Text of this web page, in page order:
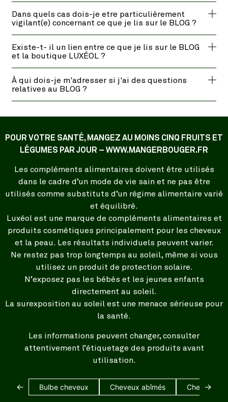
Dans quels cas dois-je etre particulièrement
vigilant(e) concernant ce que je lis sur le BLOG ?
Existe-t- il un lien entre ce que je lis sur le BLOG
et la boutique LUXÉOL ?
À qui dois-je m'adresser si j'ai des questions
relatives au BLOG ?
POUR VOTRE SANTÉ, MANGEZ AU MOINS CINQ FRUITS ET
LÉGUMES PAR JOUR – WWW.MANGERBOUGER.FR
Les compléments alimentaires doivent être utilisés
dans le cadre d’un mode de vie sain et ne pas être
utilisés comme substituts d’un régime alimentaire varié
et équilibré.
Luxéol est une marque de compléments alimentaires et
produits cosmétiques principalement pour les cheveux
et la peau. Les résultats individuels peuvent varier.
Ne restez pas trop longtemps au soleil, même si vous
utilisez un produit de protection solaire.
N’exposez pas les bébés et les jeunes enfants
directement au soleil.
La surexposition au soleil est une menace sérieuse pour
la santé.
Les informations peuvent changer, consulter
attentivement l’étiquetage des produits avant
utilisation.
← Bulbe cheveux Cheveux abîmés Cheveux
→